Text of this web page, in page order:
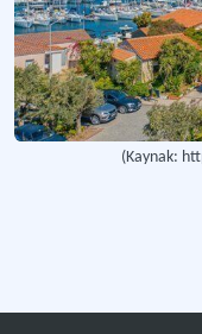
(Kaynak: